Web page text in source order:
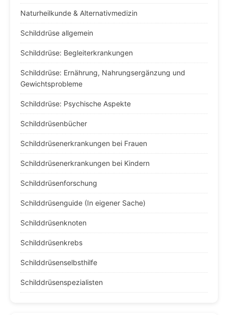
Naturheilkunde & Alternativmedizin
Schilddrüse allgemein
Schilddrüse: Begleiterkrankungen
Schilddrüse: Ernährung, Nahrungsergänzung und
Gewichtsprobleme
Schilddrüse: Psychische Aspekte
Schilddrüsenbücher
Schilddrüsenerkrankungen bei Frauen
Schilddrüsenerkrankungen bei Kindern
Schilddrüsenforschung
Schilddrüsenguide (In eigener Sache)
Schilddrüsenknoten
Schilddrüsenkrebs
Schilddrüsenselbsthilfe
Schilddrüsenspezialisten